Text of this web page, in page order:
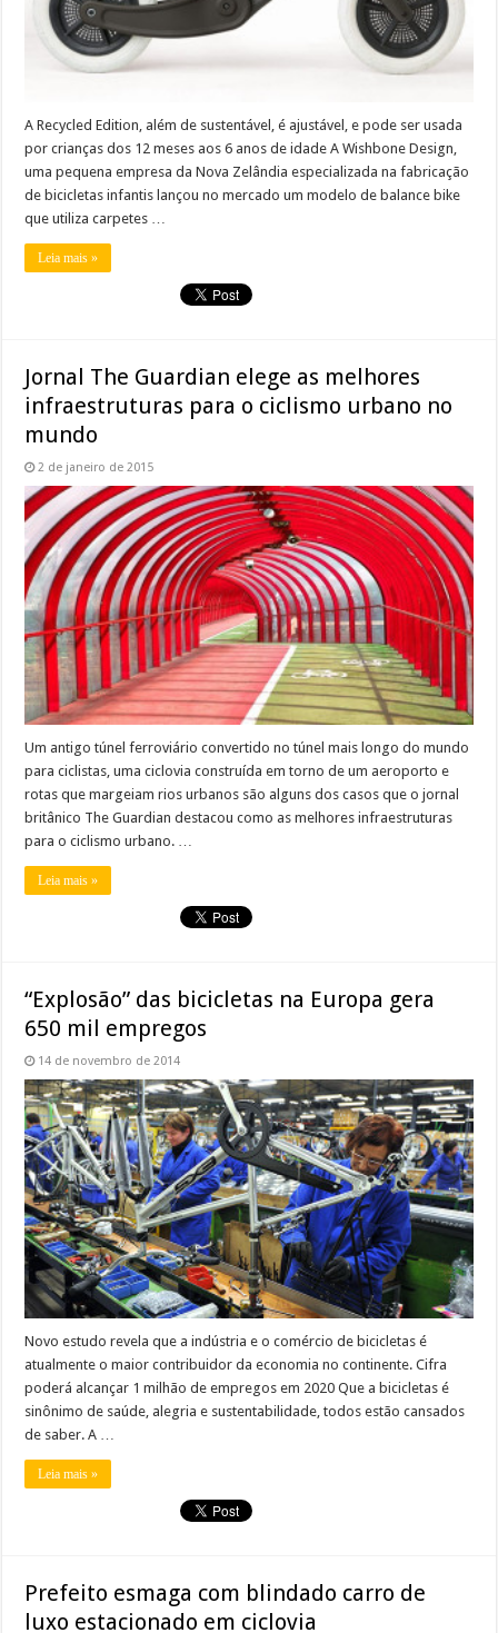
A Recycled Edition, além de sustentável, é ajustável, e pode ser usada
por crianças dos 12 meses aos 6 anos de idade A Wishbone Design,
uma pequena empresa da Nova Zelândia especializada na fabricação
de bicicletas infantis lançou no mercado um modelo de balance bike
que utiliza carpetes …
Leia mais »
Jornal The Guardian elege as melhores
infraestruturas para o ciclismo urbano no
mundo
2 de janeiro de 2015
Um antigo túnel ferroviário convertido no túnel mais longo do mundo
para ciclistas, uma ciclovia construída em torno de um aeroporto e
rotas que margeiam rios urbanos são alguns dos casos que o jornal
britânico The Guardian destacou como as melhores infraestruturas
para o ciclismo urbano. …
Leia mais »
“Explosão” das bicicletas na Europa gera
650 mil empregos
14 de novembro de 2014
Novo estudo revela que a indústria e o comércio de bicicletas é
atualmente o maior contribuidor da economia no continente. Cifra
poderá alcançar 1 milhão de empregos em 2020 Que a bicicletas é
sinônimo de saúde, alegria e sustentabilidade, todos estão cansados
de saber. A …
Leia mais »
Prefeito esmaga com blindado carro de
luxo estacionado em ciclovia